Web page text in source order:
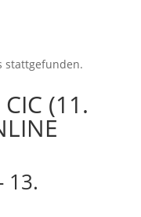
stattgefunden.
(11.
13.